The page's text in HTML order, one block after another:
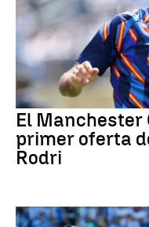
El Manchester
primer oferta
Rodri